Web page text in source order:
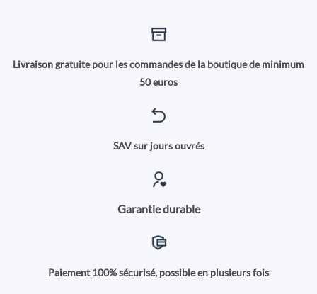
Livraison gratuite pour les commandes de la boutique de minimum
50 euros
SAV sur jours ouvrés
Garantie durable
Paiement 100% sécurisé, possible en plusieurs fois